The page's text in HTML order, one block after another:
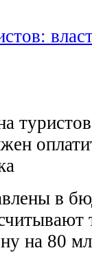
в
на 80